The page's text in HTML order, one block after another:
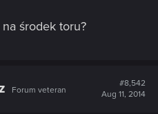
środek toru?
Forum veteran
#8,542
Aug 11, 2014